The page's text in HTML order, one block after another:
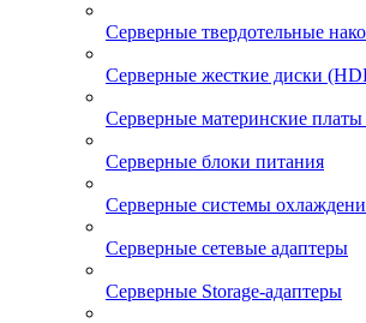
Серверные твердотельные
Серверные жесткие диски
Серверные материнские
Серверные блоки питания
Серверные системы
Серверные сетевые адаптеры
Серверные Storage-адаптеры